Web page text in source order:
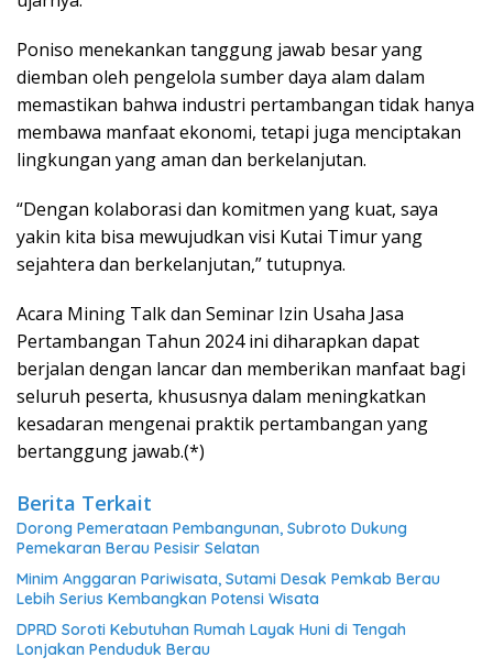
Poniso menekankan tanggung jawab besar yang
diemban oleh pengelola sumber daya alam dalam
memastikan bahwa industri pertambangan tidak hanya
membawa manfaat ekonomi, tetapi juga menciptakan
lingkungan yang aman dan berkelanjutan.
“Dengan kolaborasi dan komitmen yang kuat, saya
yakin kita bisa mewujudkan visi Kutai Timur yang
sejahtera dan berkelanjutan,” tutupnya.
Acara Mining Talk dan Seminar Izin Usaha Jasa
Pertambangan Tahun 2024 ini diharapkan dapat
berjalan dengan lancar dan memberikan manfaat bagi
seluruh peserta, khususnya dalam meningkatkan
kesadaran mengenai praktik pertambangan yang
bertanggung jawab.(*)
Berita Terkait
Dorong Pemerataan Pembangunan, Subroto Dukung
Pemekaran Berau Pesisir Selatan
Minim Anggaran Pariwisata, Sutami Desak Pemkab Berau
Lebih Serius Kembangkan Potensi Wisata
DPRD Soroti Kebutuhan Rumah Layak Huni di Tengah
Lonjakan Penduduk Berau